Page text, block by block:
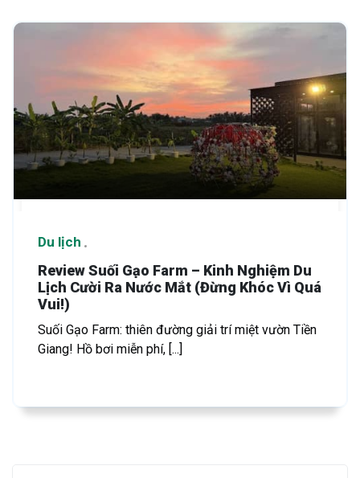
Du lịch
Review Suối Gạo Farm – Kinh Nghiệm Du
Lịch Cười Ra Nước Mắt (Đừng Khóc Vì Quá
Vui!)
Suối Gạo Farm: thiên đường giải trí miệt vườn Tiền
Giang! Hồ bơi miễn phí, [...]